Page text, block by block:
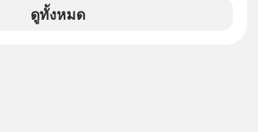
จนหน้าทิ่มแบบไม่ทันตั้งตัว…
ดูทั้งหมด